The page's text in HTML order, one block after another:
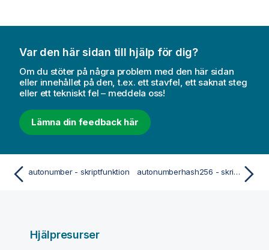
Var den här sidan till hjälp för dig?
Om du stöter på några problem med den här sidan
eller innehållet på den, t.ex. ett stavfel, ett saknat steg
eller ett tekniskt fel – meddela oss!
Lämna din feedback här
autonumber - skriptfunktion autonumberhash256 - skriptfunktion
Hjälpresurser